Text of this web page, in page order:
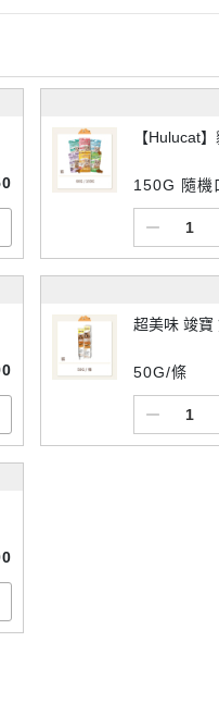
【Hulucat
150G 隨機
超美
50G/條